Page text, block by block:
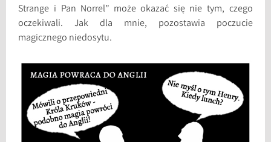
Strange i Pan Norrel” może okazać się nie tym, czego
oczekiwali. Jak dla mnie, pozostawia poczucie
magicznego niedosytu.